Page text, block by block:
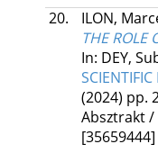
20.
ILON,
THE ROLE
In: DEY,
(2024) pp.
Absztrakt
[35659444]